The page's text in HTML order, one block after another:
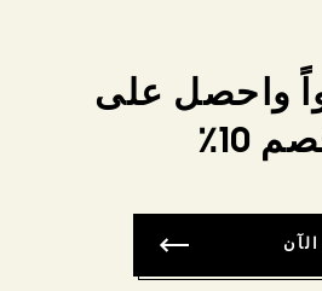
واحصل على
10٪